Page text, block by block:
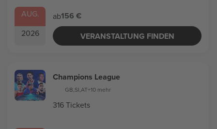
AUG.
2026
ab156 €
VERANSTALTUNG FINDEN
Champions League
GB,SI,AT+10 mehr
316 Tickets